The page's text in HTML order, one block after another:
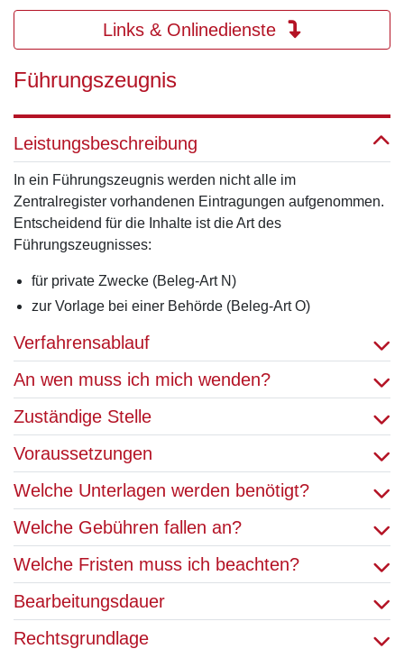
Links & Onlinedienste
Führungszeugnis
Leistungsbeschreibung
In ein Führungszeugnis werden nicht alle im
Zentralregister vorhandenen Eintragungen aufgenommen.
Entscheidend für die Inhalte ist die Art des
Führungszeugnisses:
für private Zwecke (Beleg-Art N)
zur Vorlage bei einer Behörde (Beleg-Art O)
Verfahrensablauf
An wen muss ich mich wenden?
Zuständige Stelle
Voraussetzungen
Welche Unterlagen werden benötigt?
Welche Gebühren fallen an?
Welche Fristen muss ich beachten?
Bearbeitungsdauer
Rechtsgrundlage